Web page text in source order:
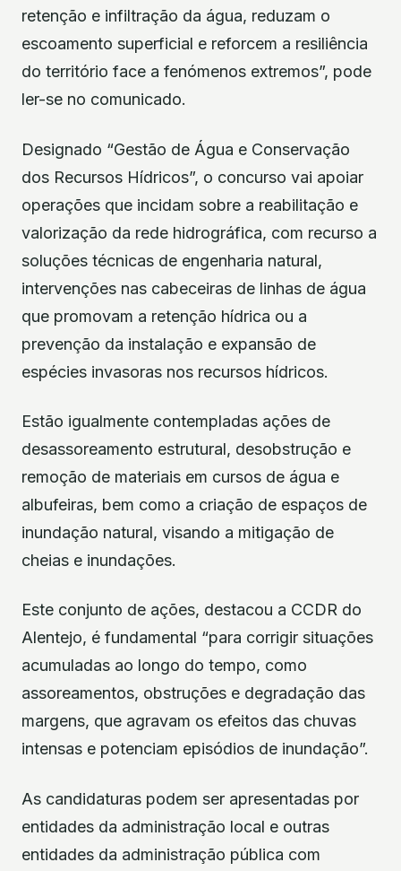
retenção e infiltração da água, reduzam o
escoamento superficial e reforcem a resiliência
do território face a fenómenos extremos”, pode
ler-se no comunicado.
Designado “Gestão de Água e Conservação
dos Recursos Hídricos”, o concurso vai apoiar
operações que incidam sobre a reabilitação e
valorização da rede hidrográfica, com recurso a
soluções técnicas de engenharia natural,
intervenções nas cabeceiras de linhas de água
que promovam a retenção hídrica ou a
prevenção da instalação e expansão de
espécies invasoras nos recursos hídricos.
Estão igualmente contempladas ações de
desassoreamento estrutural, desobstrução e
remoção de materiais em cursos de água e
albufeiras, bem como a criação de espaços de
inundação natural, visando a mitigação de
cheias e inundações.
Este conjunto de ações, destacou a CCDR do
Alentejo, é fundamental “para corrigir situações
acumuladas ao longo do tempo, como
assoreamentos, obstruções e degradação das
margens, que agravam os efeitos das chuvas
intensas e potenciam episódios de inundação”.
As candidaturas podem ser apresentadas por
entidades da administração local e outras
entidades da administração pública com